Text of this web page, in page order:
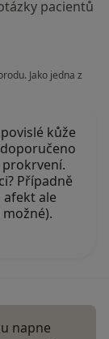
pacientů
Jako jedna z
kůže
Případně
ale
napne